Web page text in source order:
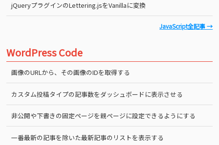
jQueryプラグインのLettering.jsをVanillaに変換
JavaScript全記事 →
WordPress Code
画像のURLから、その画像のIDを取得する
カスタム投稿タイプの記事数をダッシュボードに表示させる
非公開や下書きの固定ページを親ページに設定できるようにする
一番最新の記事を除いた最新記事のリストを表示する